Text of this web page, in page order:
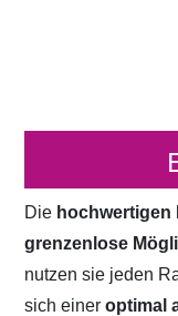
Die
grenzenlose
nutzen sie jeden
sich eineroptimal